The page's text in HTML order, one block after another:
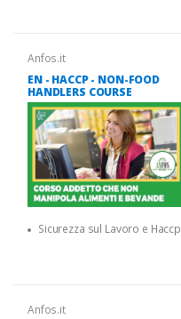
Anfos.it
EN - HACCP - NON-FOOD
HANDLERS COURSE
Sicurezza sul Lavoro e Haccp
Anfos.it